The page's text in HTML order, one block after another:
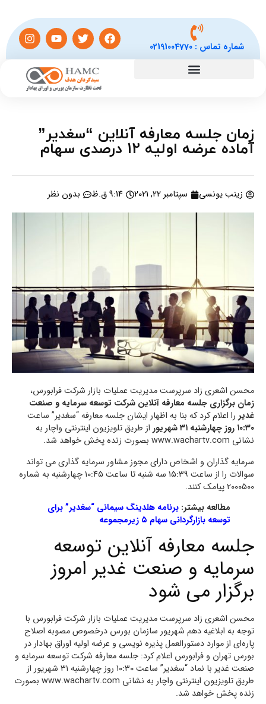
شماره تماس :02191004770
زمان جلسه معارفه آنلاین “سغدیر”
آماده عرضه اولیه 12 درصدی سهام
زینب یونسی سپتامبر 22, 2021 9:14 ق.ظ بدون نظر
محسن اشعری زاد سرپرست مدیریت عملیات بازار شرکت فرابورس،
زمان برگزاری جلسه معارفه آنلاین شرکت توسعه سرمایه و صنعت
غدیر را اعلام کرد که بنا به اظهار ایشان جلسه معارفه “سغدیر” ساعت
۱۰:۳۰ روز چهارشنبه ۳۱ شهریور
از طریق تلویزیون اینترنتی واچار به
نشانی www.wachartv.com بصورت زنده پخش خواهد شد.
سرمایه گذاران و اشخاص دارای مجوز مشاور سرمایه گذاری می تواند
سوالات را از ساعت ۱۵:۳۹ سه شنبه تا ساعت ۱۰:۴۵ چهارشنبه به شماره
۲۰۰۰۵۰۰ پیامک کنند.
مطالعه بیشتر: برنامه هلدینگ سیمانی “سغدیر” برای
توسعه بازارگردانی سهام ۵ زیرمجموعه
جلسه معارفه آنلاین توسعه
سرمایه و صنعت غدیر امروز
برگزار می شود
محسن اشعری زاد سرپرست مدیریت عملیات بازار شرکت فرابورس با
توجه به ابلاغیه دهم شهریور سازمان بورس درخصوص مصوبه اصلاح
پاره‌ای از موارد دستورالعمل پذیره نویسی و عرضه اولیه اوراق بهادار در
بورس تهران و فرابورس اعلام کرد: جلسه معارفه شرکت توسعه سرمایه و
صنعت غدیر با نماد “سغدیر” ساعت ۱۰:۳۰ روز چهارشنبه ۳۱ شهریور از
طریق تلویزیون اینترنتی واچار به نشانی www.wachartv.com بصورت
زنده پخش خواهد شد.